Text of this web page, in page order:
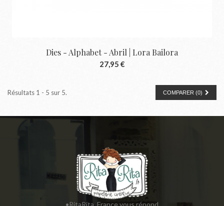
Dies - Alphabet - Abril | Lora Bailora
27,95 €
COMPARER (0)
Résultats 1 - 5 sur 5.
•RitaRita_France vous répond